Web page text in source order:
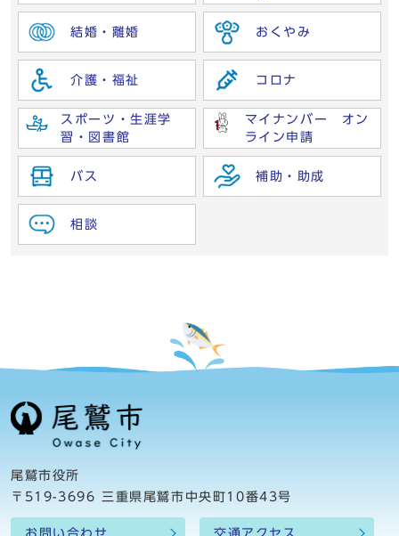
結婚・離婚 おくやみ
介護・福祉 コロナ
スポーツ・生涯学
習・図書館
マイナンバー オン
ライン申請
バス 補助・助成
相談
尾鷲市役所
〒519-3696 三重県尾鷲市中央町10番43号
お問い合わせ 交通アクセス